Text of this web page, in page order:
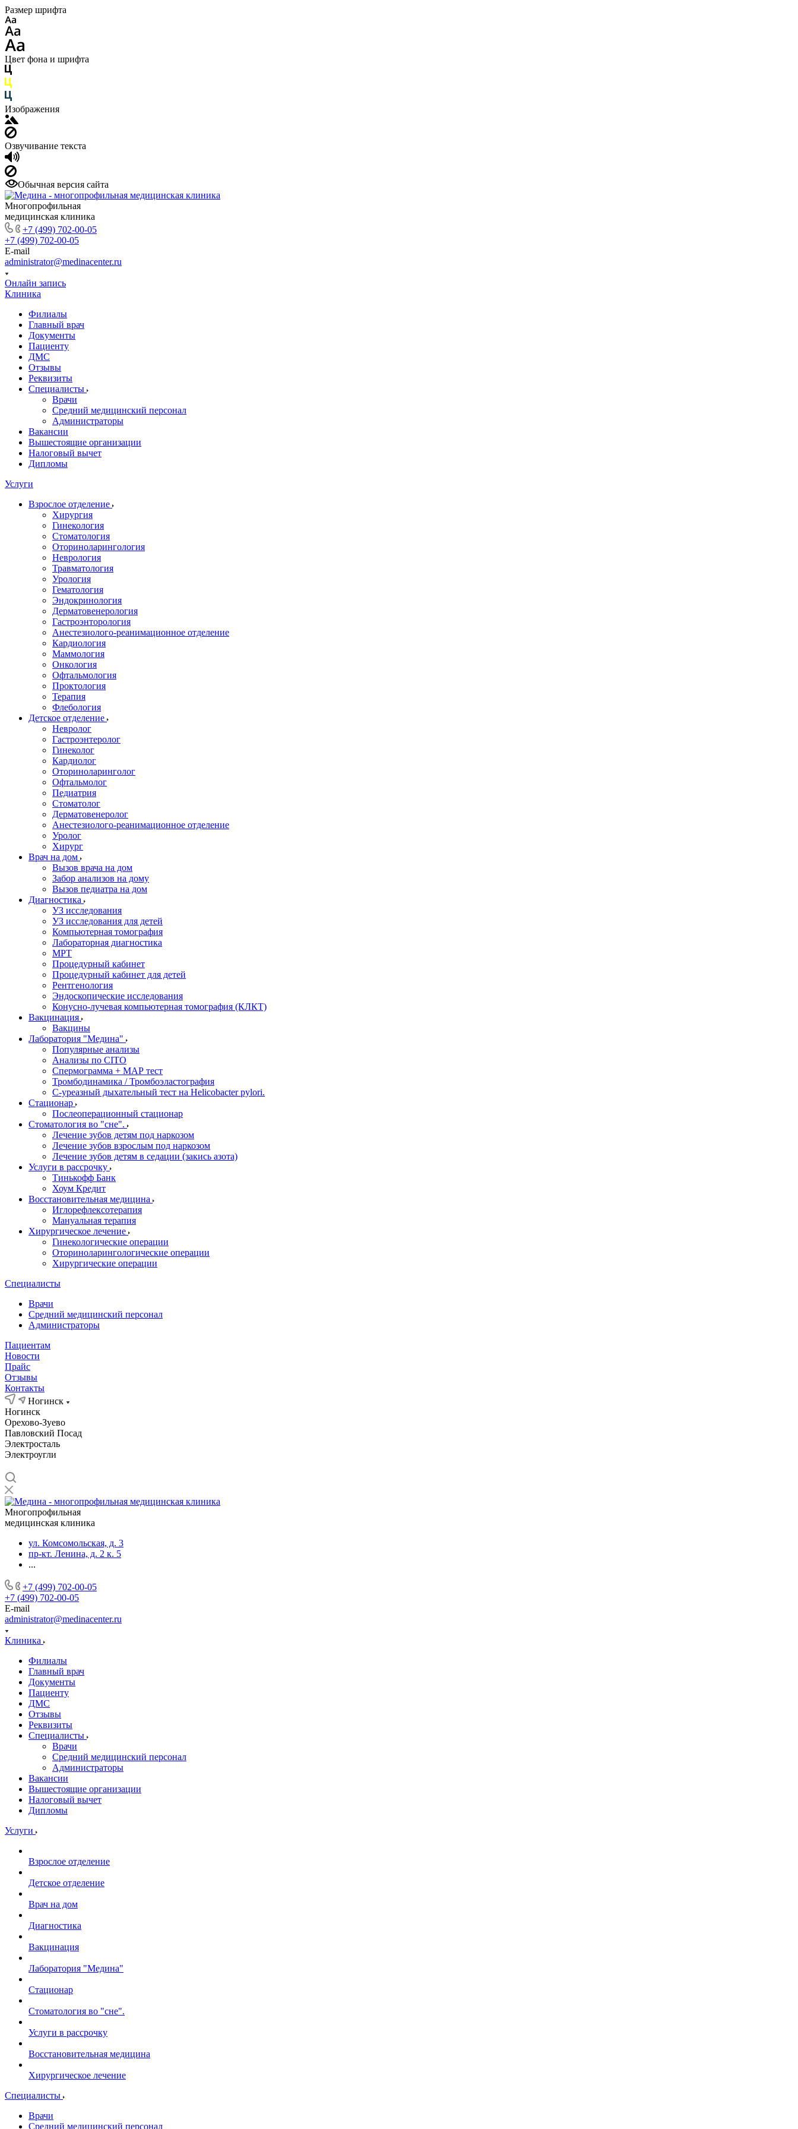
Размер шрифта
Цвет фона и шрифта
Изображения
Озвучивание текста
Обычная версия сайта
Многопрофильная
медицинская клиника
+7 (499) 702-00-05
+7 (499) 702-00-05
E-mail
administrator@medinacenter.ru
Онлайн запись
Клиника
Филиалы
Главный врач
Документы
Пациенту
ДМС
Отзывы
Реквизиты
Специалисты
Врачи
Средний медицинский персонал
Администраторы
Вакансии
Вышестоящие организации
Налоговый вычет
Дипломы
Услуги
Взрослое отделение
Хирургия
Гинекология
Стоматология
Оториноларингология
Неврология
Травматология
Урология
Гематология
Эндокринология
Дерматовенерология
Гастроэнторология
Анестезиолого-реанимационное отделение
Кардиология
Маммология
Онкология
Офтальмология
Проктология
Терапия
Флебология
Детское отделение
Невролог
Гастроэнтеролог
Гинеколог
Кардиолог
Оториноларинголог
Офтальмолог
Педиатрия
Стоматолог
Дерматовенеролог
Анестезиолого-реанимационное отделение
Уролог
Хирург
Врач на дом
Вызов врача на дом
Забор анализов на дому
Вызов педиатра на дом
Диагностика
УЗ исследования
УЗ исследования для детей
Компьютерная томография
Лабораторная диагностика
МРТ
Процедурный кабинет
Процедурный кабинет для детей
Рентгенология
Эндоскопические исследования
Конусно-лучевая компьютерная томография (КЛКТ)
Вакцинация
Вакцины
Лаборатория "Медина"
Популярные анализы
Анализы по CITO
Спермограмма + МАР тест
Тромбодинамика / Тромбоэластография
С-уреазный дыхательный тест на Helicobacter pylori.
Стационар
Послеоперационный стационар
Стоматология во "сне".
Лечение зубов детям под наркозом
Лечение зубов взрослым под наркозом
Лечение зубов детям в седации (закись азота)
Услуги в рассрочку
Тинькофф Банк
Хоум Кредит
Восстановительная медицина
Иглорефлексотерапия
Мануальная терапия
Хирургическое лечение
Гинекологические операции
Оториноларингологические операции
Хирургические операции
Специалисты
Врачи
Средний медицинский персонал
Администраторы
Пациентам
Новости
Прайс
Отзывы
Контакты
Ногинск
Ногинск
Орехово-Зуево
Павловский Посад
Электросталь
Электроугли
Многопрофильная
медицинская клиника
ул. Комсомольская, д. 3
пр-кт. Ленина, д. 2 к. 5
...
+7 (499) 702-00-05
+7 (499) 702-00-05
E-mail
administrator@medinacenter.ru
Клиника
Филиалы
Главный врач
Документы
Пациенту
ДМС
Отзывы
Реквизиты
Специалисты
Врачи
Средний медицинский персонал
Администраторы
Вакансии
Вышестоящие организации
Налоговый вычет
Дипломы
Услуги
Взрослое отделение
Детское отделение
Врач на дом
Диагностика
Вакцинация
Лаборатория "Медина"
Стационар
Стоматология во "сне".
Услуги в рассрочку
Восстановительная медицина
Хирургическое лечение
Специалисты
Врачи
Средний медицинский персонал